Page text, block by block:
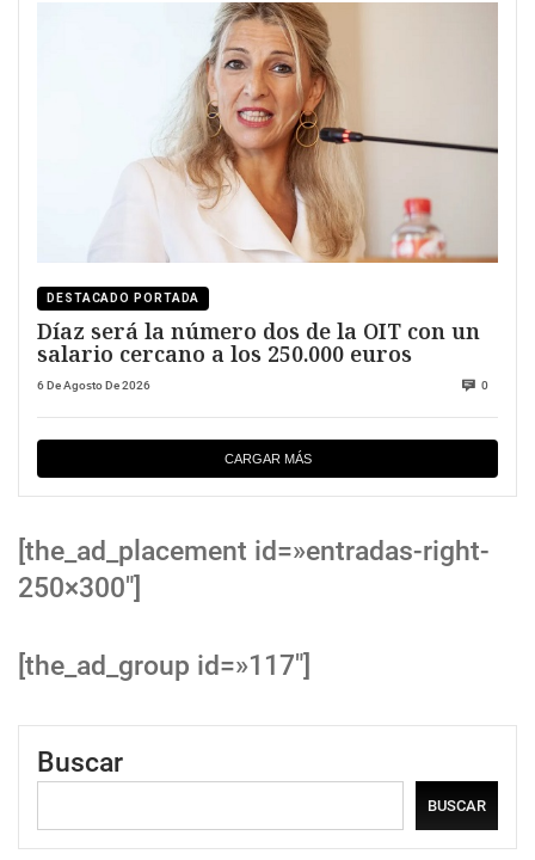
DESTACADO PORTADA
Díaz será la número dos de la OIT con un
salario cercano a los 250.000 euros
6 De Agosto De 2026 0
CARGAR MÁS
[the_ad_placement id=»entradas-right-
250×300″]
[the_ad_group id=»117″]
Buscar
BUSCAR